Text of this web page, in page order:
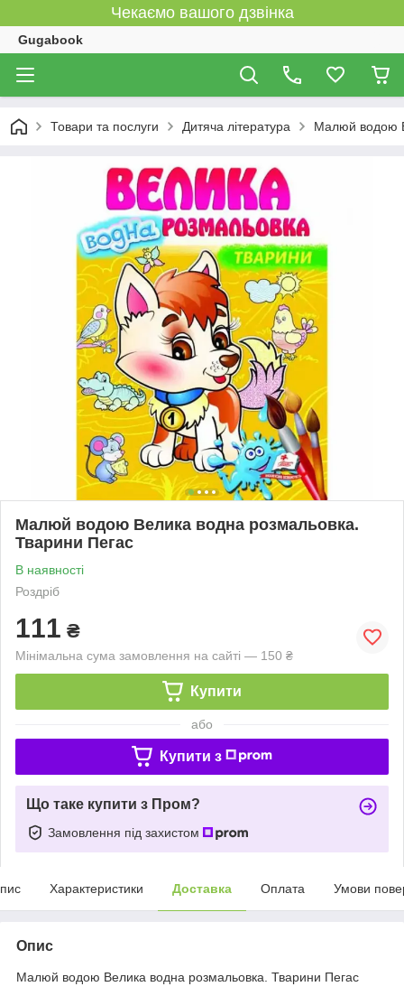
Чекаємо вашого дзвінка
Gugabook
Товари та послуги Дитяча література Малюй водою
Малюй водою Велика водна розмальовка.
Тварини Пегас
В наявності
Роздріб
111 ₴
Мінімальна сума замовлення на сайті — 150 ₴
Купити
або
Купити з
Що таке купити з Пром?
Замовлення під захистом
Характеристики Доставка Оплата Умови
Опис
Малюй водою Велика водна розмальовка. Тварини Пегас